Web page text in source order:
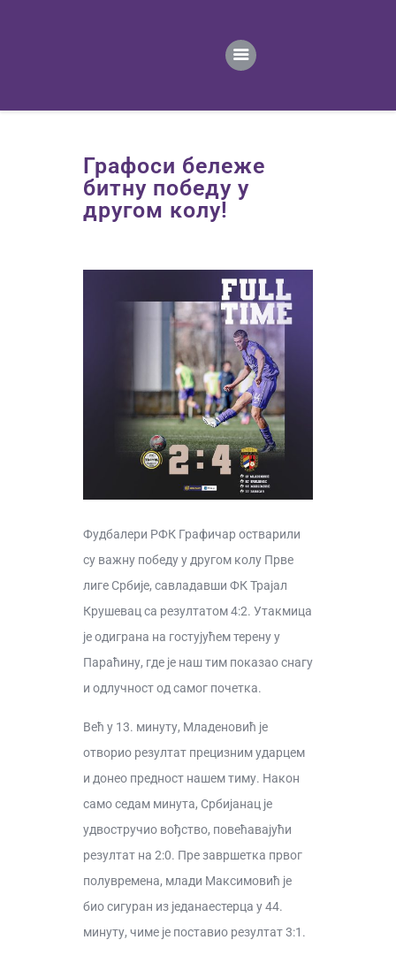
ПРОДАВНИЦА
КОНТАКТ
Графоси бележе
битну победу у
другом колу!
Фудбалери РФК Графичар остварили
су важну победу у другом колу Прве
лиге Србије, савладавши ФК Трајал
Крушевац са резултатом 4:2. Утакмица
је одиграна на гостујућем терену у
Параћину, где је наш тим показао снагу
и одлучност од самог почетка.
Већ у 13. минуту, Младеновић је
отворио резултат прецизним ударцем
и донео предност нашем тиму. Након
само седам минута, Србијанац је
удвостручио вођство, повећавајући
резултат на 2:0. Пре завршетка првог
полувремена, млади Максимовић је
био сигуран из једанаестерца у 44.
минуту, чиме је поставио резултат 3:1.